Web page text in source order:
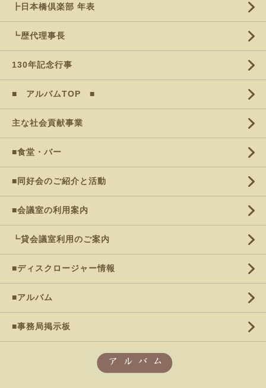
┣日本橋倶楽部 年表
┗歴代理事長
130年記念行事
■ アルバムTOP ■
主な社会貢献事業
■食堂・バー
■同好会のご紹介と活動
■会議室の利用案内
┗貸会議室利用のご案内
■ディスクロージャー情報
■アルバム
■事務局掲示板